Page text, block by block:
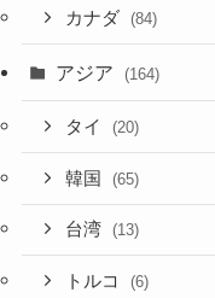
カナダ (84)
アジア (164)
タイ (20)
韓国 (65)
台湾 (13)
トルコ (6)